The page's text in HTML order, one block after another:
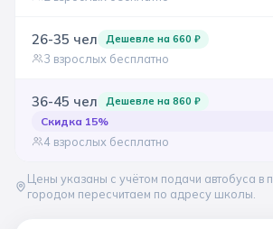
26-35 чел Дешевле на 660 ₽
3 взрослых бесплатно
36-45 чел
Скидка 15%
Дешевле на 860 ₽
4 взрослых бесплатно
Цены указаны с учётом подачи автобуса
городом пересчитаем по адресу школы.